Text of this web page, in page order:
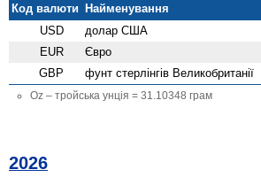
Код валюти Найменування
USD
долар США
EUR Євро
GBP фунт стерлінгів Велико­британії
Oz – тройська унція = 31.10348 грам
2026